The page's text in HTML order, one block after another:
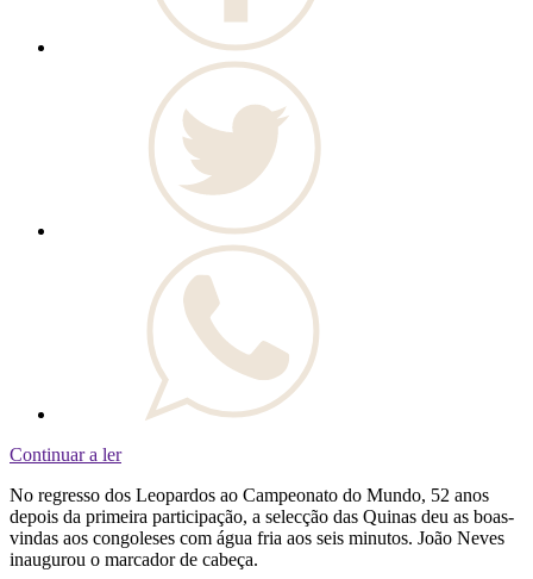
Continuar a ler
No regresso dos Leopardos ao Campeonato do Mundo, 52 anos
depois da primeira participação, a selecção das Quinas deu as boas-
vindas aos congoleses com água fria aos seis minutos. João Neves
inaugurou o marcador de cabeça.